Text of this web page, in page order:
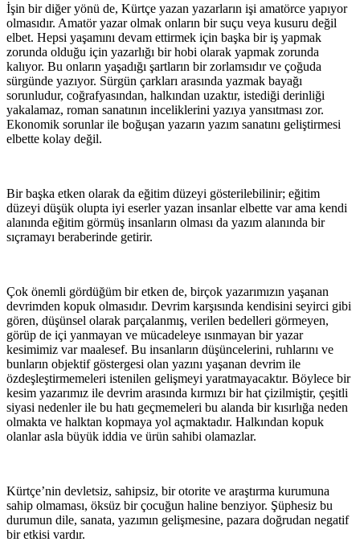
İşin bir diğer yönü de, Kürtçe yazan yazarların işi amatörce yapıyor
olmasıdır. Amatör yazar olmak onların bir suçu veya kusuru değil
elbet. Hepsi yaşamını devam ettirmek için başka bir iş yapmak
zorunda olduğu için yazarlığı bir hobi olarak yapmak zorunda
kalıyor. Bu onların yaşadığı şartların bir zorlamsıdır ve çoğuda
sürgünde yazıyor. Sürgün çarkları arasında yazmak bayağı
sorunludur, coğrafyasından, halkından uzaktır, istediği derinliği
yakalamaz, roman sanatının inceliklerini yazıya yansıtması zor.
Ekonomik sorunlar ile boğuşan yazarın yazım sanatını geliştirmesi
elbette kolay değil.
Bir başka etken olarak da eğitim düzeyi gösterilebilinir; eğitim
düzeyi düşük olupta iyi eserler yazan insanlar elbette var ama kendi
alanında eğitim görmüş insanların olması da yazım alanında bir
sıçramayı beraberinde getirir.
Çok önemli gördüğüm bir etken de, birçok yazarımızın yaşanan
devrimden kopuk olmasıdır. Devrim karşısında kendisini seyirci gibi
gören, düşünsel olarak parçalanmış, verilen bedelleri görmeyen,
görüp de içi yanmayan ve mücadeleye ısınmayan bir yazar
kesimimiz var maalesef. Bu insanların düşüncelerini, ruhlarını ve
bunların objektif göstergesi olan yazını yaşanan devrim ile
özdeşleştirmemeleri istenilen gelişmeyi yaratmayacaktır. Böylece bir
kesim yazarımız ile devrim arasında kırmızı bir hat çizilmiştir, çeşitli
siyasi nedenler ile bu hatı geçmemeleri bu alanda bir kısırlığa neden
olmakta ve halktan kopmaya yol açmaktadır. Halkından kopuk
olanlar asla büyük iddia ve ürün sahibi olamazlar.
Kürtçe’nin devletsiz, sahipsiz, bir otorite ve araştırma kurumuna
sahip olmaması, öksüz bir çocuğun haline benziyor. Şüphesiz bu
durumun dile, sanata, yazımın gelişmesine, pazara doğrudan negatif
bir etkisi vardır.